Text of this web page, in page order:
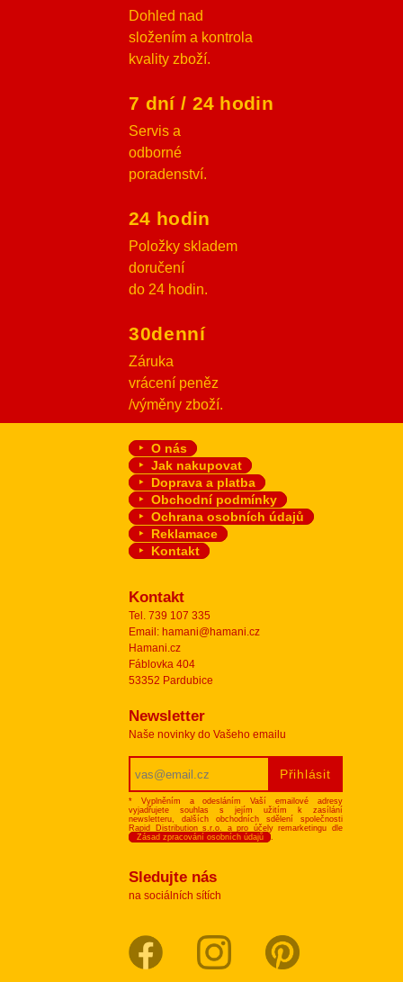
Dohled nad
složením a kontrola
kvality zboží.
7 dní / 24 hodin
Servis a
odborné
poradenství.
24 hodin
Položky skladem
doručení
do 24 hodin.
30denní
Záruka
vrácení peněz
/výměny zboží.
O nás
Jak nakupovat
Doprava a platba
Obchodní podmínky
Ochrana osobních údajů
Reklamace
Kontakt
Kontakt
Tel. 739 107 335
Email: hamani@hamani.cz
Hamani.cz
Fáblovka 404
53352 Pardubice
Newsletter
Naše novinky do Vašeho emailu
* Vyplněním a odesláním Vaší emailové adresy
vyjadřujete souhlas s jejím užitím k zasílání
newsletteru, dalších obchodních sdělení společnosti
Rapid Distribution s.r.o. a pro účely remarketingu dle
Zásad zpracování osobních údajů
.
Sledujte nás
na sociálních sítích